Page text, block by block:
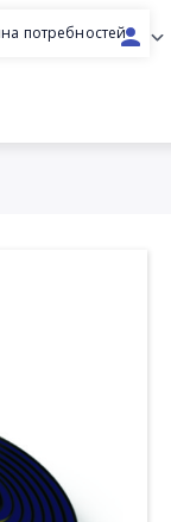
потребностей